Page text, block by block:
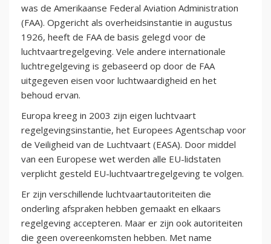
was de Amerikaanse Federal Aviation Administration
(FAA). Opgericht als overheidsinstantie in augustus
1926, heeft de FAA de basis gelegd voor de
luchtvaartregelgeving. Vele andere internationale
luchtregelgeving is gebaseerd op door de FAA
uitgegeven eisen voor luchtwaardigheid en het
behoud ervan.
Europa kreeg in 2003 zijn eigen luchtvaart
regelgevingsinstantie, het Europees Agentschap voor
de Veiligheid van de Luchtvaart (EASA). Door middel
van een Europese wet werden alle EU-lidstaten
verplicht gesteld EU-luchtvaartregelgeving te volgen.
Er zijn verschillende luchtvaartautoriteiten die
onderling afspraken hebben gemaakt en elkaars
regelgeving accepteren. Maar er zijn ook autoriteiten
die geen overeenkomsten hebben. Met name